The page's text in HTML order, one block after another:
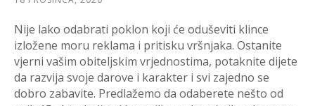
Nije lako odabrati poklon koji će oduševiti klince
izložene moru reklama i pritisku vršnjaka. Ostanite
vjerni vašim obiteljskim vrjednostima, potaknite dijete
da razvija svoje darove i karakter i svi zajedno se
dobro zabavite. Predlažemo da odaberete nešto od